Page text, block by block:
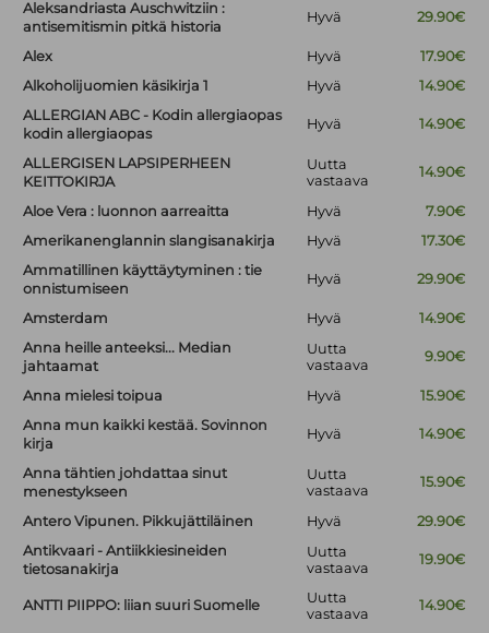
Aleksandriasta Auschwitziin :
antisemitismin pitkä historia
Hyvä 29.90€
Alex Hyvä
17.90€
Alkoholijuomien käsikirja 1
Hyvä
14.90€
ALLERGIAN ABC - Kodin allergiaopas
kodin allergiaopas
Hyvä 14.90€
ALLERGISEN LAPSIPERHEEN
KEITTOKIRJA
Uutta
vastaava
14.90€
Aloe Vera : luonnon aarreaitta Hyvä
7.90€
Amerikanenglannin slangisanakirja
Hyvä
17.30€
Ammatillinen käyttäytyminen : tie
onnistumiseen
Hyvä 29.90€
Amsterdam Hyvä
14.90€
Anna heille anteeksi... Median
jahtaamat
Uutta
vastaava
9.90€
Anna mielesi toipua Hyvä
15.90€
Anna mun kaikki kestää. Sovinnon
kirja
Hyvä 14.90€
Anna tähtien johdattaa sinut
menestykseen
Uutta
vastaava
15.90€
Antero Vipunen. Pikkujättiläinen Hyvä
29.90€
Antikvaari - Antiikkiesineiden
tietosanakirja
Uutta
vastaava
19.90€
ANTTI PIIPPO: liian suuri Suomelle
Uutta
vastaava
14.90€